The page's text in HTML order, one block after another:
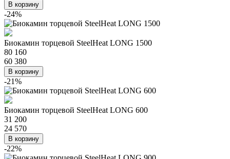
В корзину
-24%
Биокамин торцевой SteelHeat LONG 1500
80 160
60 380
В корзину
-21%
Биокамин торцевой SteelHeat LONG 600
31 200
24 570
В корзину
-22%